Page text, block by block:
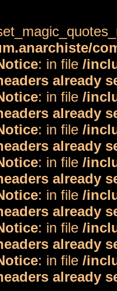
: in file /
already
: in file /
already
: in file /
already
: in file /
already
: in file /
already
: in file /
already
: in file /
already